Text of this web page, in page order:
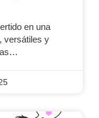
en una
versátiles y